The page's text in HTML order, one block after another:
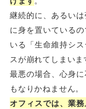
継続的に、あるい
に身を置いている
いる「生命維持シ
スが崩れてしまいま
最悪の場合、心身
もなりかねません。
オフィスでは、業